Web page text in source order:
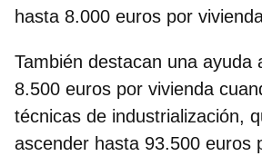
hasta 8.000 euros por
También destacan una ayuda
8.500 euros por vivienda
técnicas de industrialización,
ascender hasta 93.500 euros